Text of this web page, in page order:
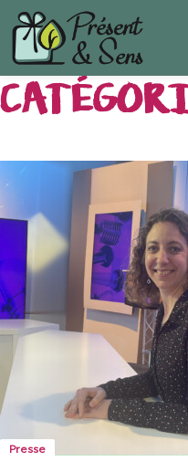
Presse
Panneau de